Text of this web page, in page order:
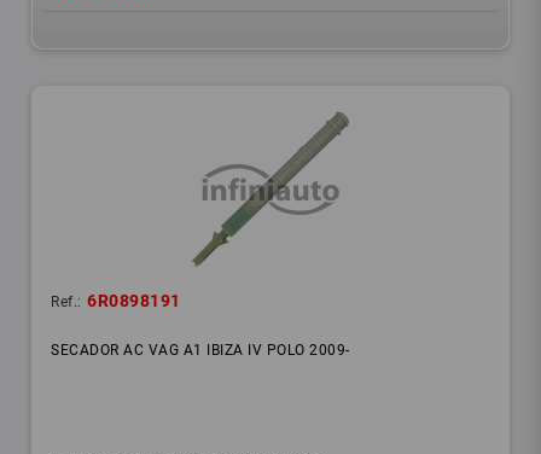
Ref.: 6R0898191
SECADOR AC VAG A1 IBIZA IV POLO 2009-